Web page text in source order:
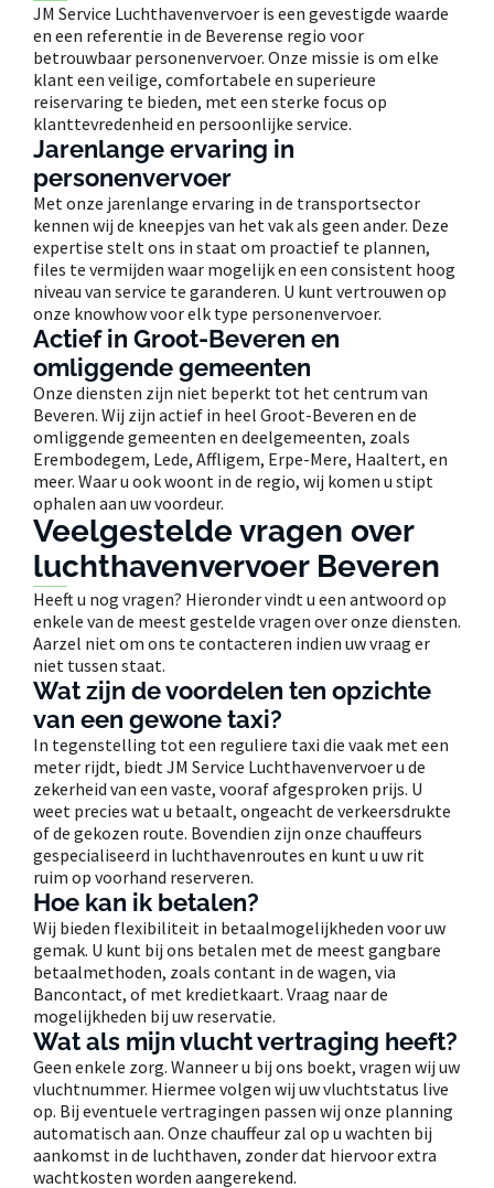
JM Service Luchthavenvervoer is een gevestigde waarde
en een referentie in de Beverense regio voor
betrouwbaar personenvervoer. Onze missie is om elke
klant een veilige, comfortabele en superieure
reiservaring te bieden, met een sterke focus op
klanttevredenheid en persoonlijke service.
Jarenlange ervaring in
personenvervoer
Met onze jarenlange ervaring in de transportsector
kennen wij de kneepjes van het vak als geen ander. Deze
expertise stelt ons in staat om proactief te plannen,
files te vermijden waar mogelijk en een consistent hoog
niveau van service te garanderen. U kunt vertrouwen op
onze knowhow voor elk type personenvervoer.
Actief in Groot-Beveren en
omliggende gemeenten
Onze diensten zijn niet beperkt tot het centrum van
Beveren. Wij zijn actief in heel Groot-Beveren en de
omliggende gemeenten en deelgemeenten, zoals
Erembodegem, Lede, Affligem, Erpe-Mere, Haaltert, en
meer. Waar u ook woont in de regio, wij komen u stipt
ophalen aan uw voordeur.
Veelgestelde vragen over
luchthavenvervoer Beveren
Heeft u nog vragen? Hieronder vindt u een antwoord op
enkele van de meest gestelde vragen over onze diensten.
Aarzel niet om ons te contacteren indien uw vraag er
niet tussen staat.
Wat zijn de voordelen ten opzichte
van een gewone taxi?
In tegenstelling tot een reguliere taxi die vaak met een
meter rijdt, biedt JM Service Luchthavenvervoer u de
zekerheid van een vaste, vooraf afgesproken prijs. U
weet precies wat u betaalt, ongeacht de verkeersdrukte
of de gekozen route. Bovendien zijn onze chauffeurs
gespecialiseerd in luchthavenroutes en kunt u uw rit
ruim op voorhand reserveren.
Hoe kan ik betalen?
Wij bieden flexibiliteit in betaalmogelijkheden voor uw
gemak. U kunt bij ons betalen met de meest gangbare
betaalmethoden, zoals contant in de wagen, via
Bancontact, of met kredietkaart. Vraag naar de
mogelijkheden bij uw reservatie.
Wat als mijn vlucht vertraging heeft?
Geen enkele zorg. Wanneer u bij ons boekt, vragen wij uw
vluchtnummer. Hiermee volgen wij uw vluchtstatus live
op. Bij eventuele vertragingen passen wij onze planning
automatisch aan. Onze chauffeur zal op u wachten bij
aankomst in de luchthaven, zonder dat hiervoor extra
wachtkosten worden aangerekend.